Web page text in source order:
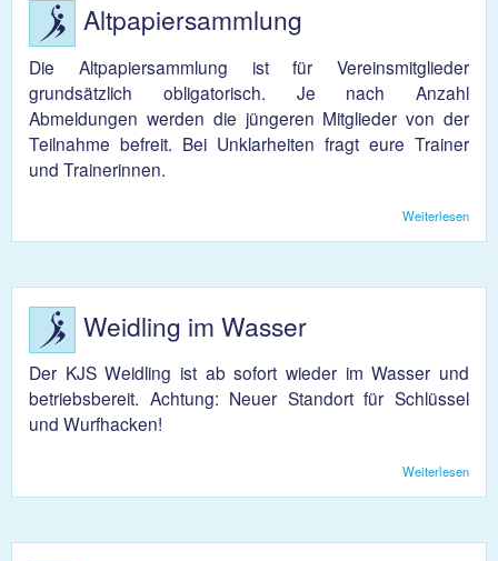
Altpapiersammlung
Die Altpapiersammlung ist für Vereinsmitglieder
grundsätzlich obligatorisch. Je nach Anzahl
Abmeldungen werden die jüngeren Mitglieder von der
Teilnahme befreit. Bei Unklarheiten fragt eure Trainer
und Trainerinnen.
Weiterlesen
Weidling im Wasser
Der KJS Weidling ist ab sofort wieder im Wasser und
betriebsbereit. Achtung: Neuer Standort für Schlüssel
und Wurfhacken!
Weiterlesen